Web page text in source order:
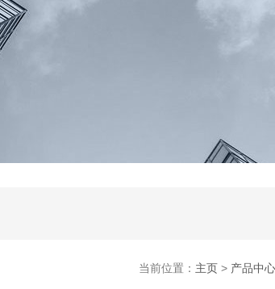
当前位置： 主页> 产品中心